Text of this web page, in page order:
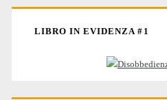
LIBRO IN EVIDENZA #1